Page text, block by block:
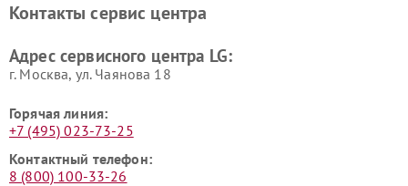
Ремонт морозильных камер
Ремонт вертикальных
Контакты сервис центра
Адрес сервисного центра LG:
г. Москва, ул. Чаянова 18
Горячая линия:
+7 (495) 023-73-25
Контактный телефон:
8 (800) 100-33-26